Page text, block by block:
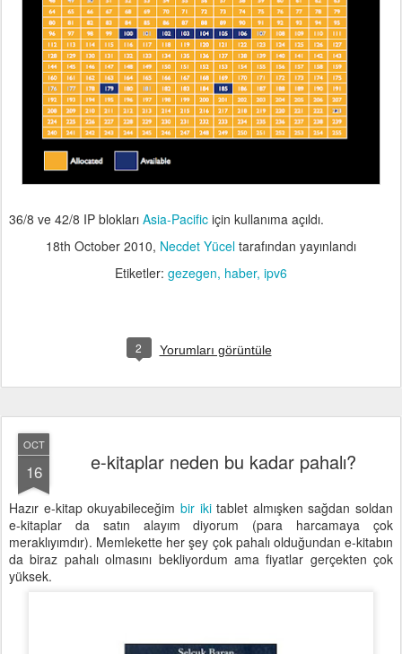
36/8 ve 42/8 IP blokları Asia-Pacific için kullanıma açıldı.
18th October 2010, Necdet Yücel tarafından yayınlandı
Etiketler: gezegen haber ipv6
2 Yorumları görüntüle
OCT
16 e-kitaplar neden bu kadar pahalı?
Hazır e-kitap okuyabileceğim bir ikitablet almışken sağdan soldan
e-kitaplar da satın alayım diyorum (para harcamaya çok
meraklıyımdır). Memlekette her şey çok pahalı olduğundan e-kitabın
da biraz pahalı olmasını bekliyordum ama fiyatlar gerçekten çok
yüksek.